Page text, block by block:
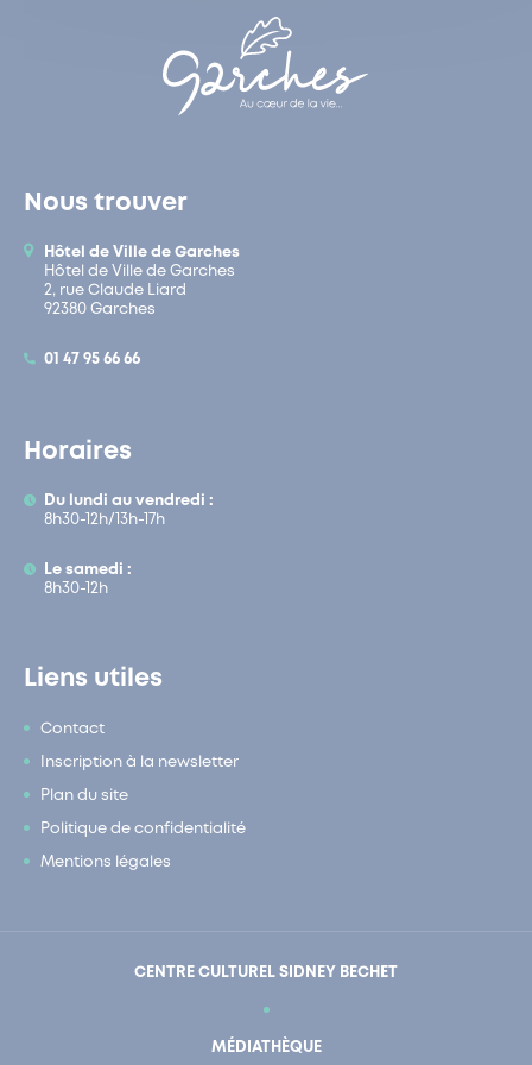
Nous trouver
Hôtel de Ville de Garches
Hôtel de Ville de Garches
2, rue Claude Liard
92380 Garches
01 47 95 66 66
Horaires
Du lundi au vendredi :
8h30-12h/13h-17h
Le samedi :
8h30-12h
Liens utiles
Contact
Inscription à la newsletter
Plan du site
Politique de confidentialité
Mentions légales
CENTRE CULTUREL SIDNEY BECHET
MÉDIATHÈQUE